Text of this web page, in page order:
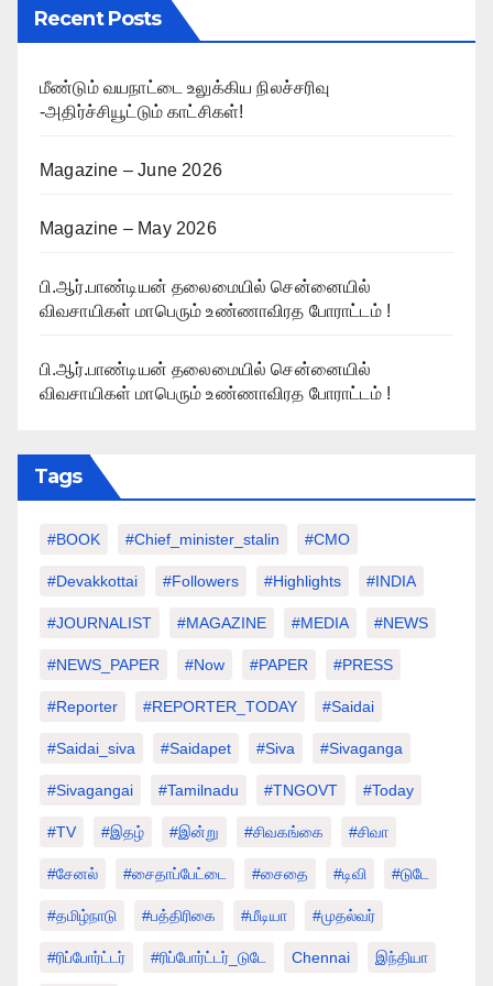
Recent Posts
மீண்டும் வயநாட்டை உலுக்கிய நிலச்சரிவு
-அதிர்ச்சியூட்டும் காட்சிகள்!
Magazine – June 2026
Magazine – May 2026
பி.ஆர்.பாண்டியன் தலைமையில் சென்னையில்
விவசாயிகள் மாபெரும் உண்ணாவிரத போராட்டம் !
பி.ஆர்.பாண்டியன் தலைமையில் சென்னையில்
விவசாயிகள் மாபெரும் உண்ணாவிரத போராட்டம் !
Tags
#BOOK #chief_minister_stalin #CMO
#devakkottai #followers #highlights #INDIA
#JOURNALIST #MAGAZINE #MEDIA #NEWS
#NEWS_PAPER #Now #PAPER #PRESS
#Reporter #REPORTER_TODAY #saidai
#saidai_siva #saidapet #Siva #Sivaganga
#sivagangai #tamilnadu #TNGOVT #today
#TV #இதழ் #இன்று #சிவகங்கை #சிவா
#சேனல் #சைதாப்பேட்டை #சைதை #டிவி #டுடே
#தமிழ்நாடு #பத்திரிகை #மீடியா #முதல்வர்
#ரிப்போர்ட்டர் #ரிப்போர்ட்டர்_டுடே Chennai இந்தியா